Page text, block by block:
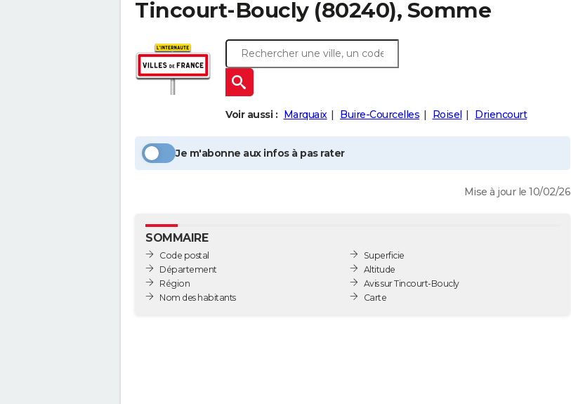
Tincourt-Boucly(80240), Somme
Voir aussi : Marquaix Buire-Courcelles Roisel Driencourt
Je m'abonne aux infos à pas rater
Mise à jour le 10/02/26
SOMMAIRE
Code postal
Département
Région
Nom des habitants
Superficie
Altitude
Avis sur Tincourt-Boucly
Carte